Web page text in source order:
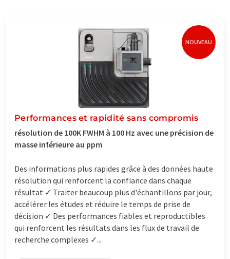
NOUVEAU
Performances et rapidité sans compromis
résolution de 100K FWHM à 100 Hz avec une précision de
masse inférieure au ppm
Des informations plus rapides grâce à des données haute
résolution qui renforcent la confiance dans chaque
résultat ✓ Traiter beaucoup plus d'échantillons par jour,
accélérer les études et réduire le temps de prise de
décision ✓ Des performances fiables et reproductibles
qui renforcent les résultats dans les flux de travail de
recherche complexes ✓...